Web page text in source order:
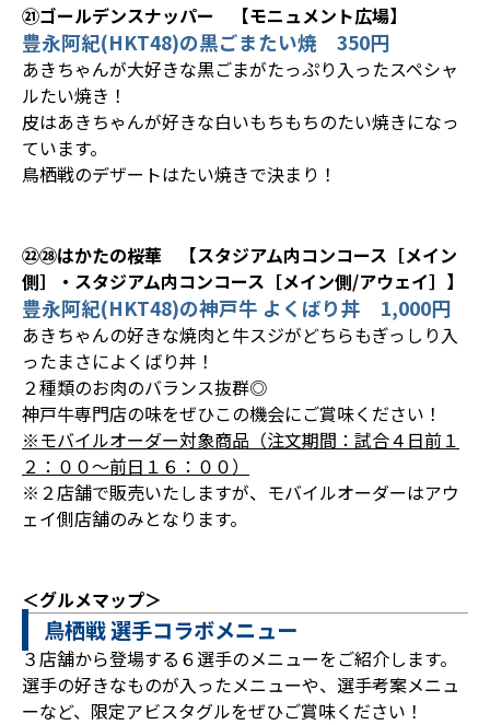
㉑ゴールデンスナッパー 【モニュメント広場】
豊永阿紀(HKT48)の黒ごまたい焼 350円
あきちゃんが大好きな黒ごまがたっぷり入ったスペシャ
ルたい焼き！
皮はあきちゃんが好きな白いもちもちのたい焼きになっ
ています。
鳥栖戦のデザートはたい焼きで決まり！
㉒㉘はかたの桜華 【スタジアム内コンコース［メイン
側］・スタジアム内コンコース［メイン側/アウェイ］】
豊永阿紀(HKT48)の神戸牛 よくばり丼 1,000円
あきちゃんの好きな焼肉と牛スジがどちらもぎっしり入
ったまさによくばり丼！
２種類のお肉のバランス抜群◎
神戸牛専門店の味をぜひこの機会にご賞味ください！
※モバイルオーダー対象商品（注文期間：試合４日前１
２：００～前日１６：００）
※２店舗で販売いたしますが、モバイルオーダーはアウ
ェイ側店舗のみとなります。
＜グルメマップ＞
鳥栖戦 選手コラボメニュー
３店舗から登場する６選手のメニューをご紹介します。
選手の好きなものが入ったメニューや、選手考案メニュ
ーなど、限定アビスタグルをぜひご賞味ください！